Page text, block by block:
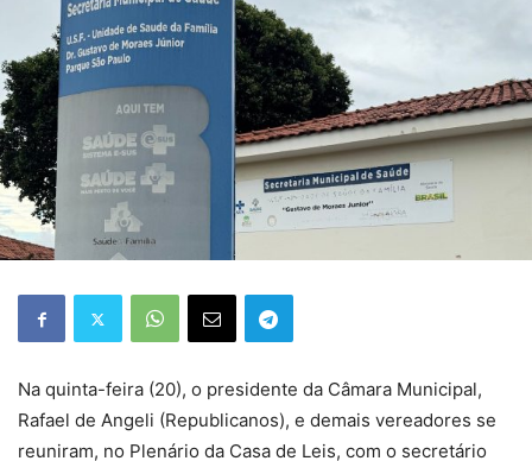
Na quinta-feira (20), o presidente da Câmara Municipal,
Rafael de Angeli (Republicanos), e demais vereadores se
reuniram, no Plenário da Casa de Leis, com o secretário